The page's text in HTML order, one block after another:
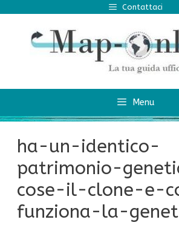
contenuto
Contattaci
Menu
ha-un-identico-
patrimonio-
cose-il-clone-e-
funziona-la-